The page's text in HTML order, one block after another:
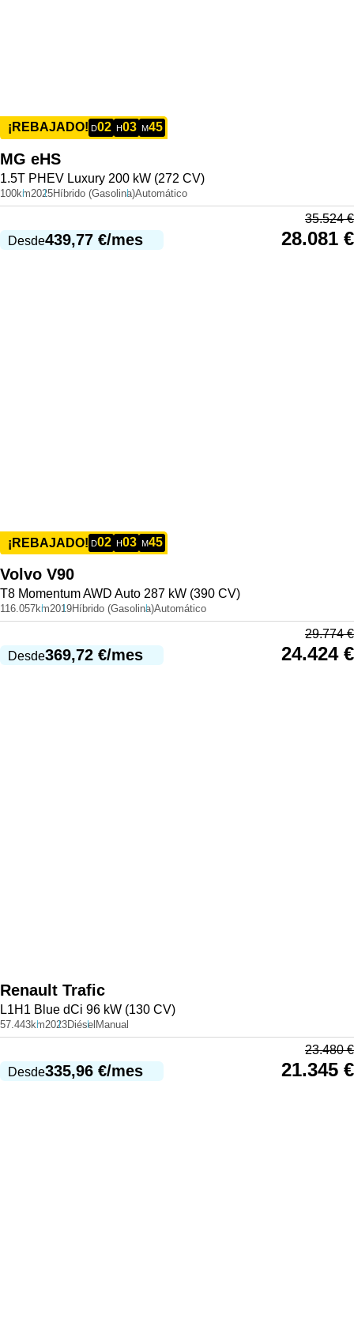
¡REBAJADO! D02 H03 M45
MG eHS
1.5T PHEV Luxury 200 kW (272 CV)
100km2025Híbrido (Gasolina)Automático
Desde439,77 €/mes
35.524€
28.081 €
¡REBAJADO! D02 H03 M45
Volvo V90
T8 Momentum AWD Auto 287 kW (390 CV)
116.057km2019Híbrido (Gasolina)Automático
Desde369,72 €/mes
29.774€
24.424 €
Renault Trafic
L1H1 Blue dCi 96 kW (130 CV)
57.443km2023Diésel Manual
Desde335,96 €/mes
23.480€
21.345 €